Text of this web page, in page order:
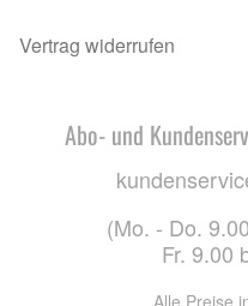
Vertrag widerrufen
Abo- und
(Mo. - Do.
Fr. 9.00